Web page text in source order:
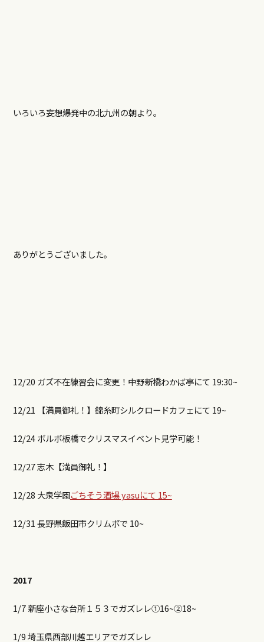
いろいろ妄想爆発中の北九州の朝より。
ありがとうございました。
12/20 ガズ不在練習会に変更！中野新橋わかば亭にて 19:30~
12/21 【満員御礼！】錦糸町シルクロードカフェにて 19~
12/24 ボルボ板橋でクリスマスイベント見学可能！
12/27 志木【満員御礼！】
12/28 大泉学園ごちそう酒場 yasuにて 15~
12/31 長野県飯田市クリムポで 10~
2017
1/7 新座小さな台所１５３でガズレレ①16~②18~
1/9 埼玉県西部川越エリアでガズレレ